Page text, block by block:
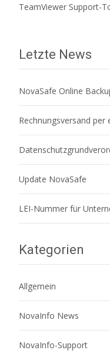
TeamViewer Support-
Letzte News
NovaSafe Online
Rechnungsversand per
Update NovaSafe
LEI-Nummer für
Kategorien
Allgemein
NovaInfo News
NovaInfo-Support